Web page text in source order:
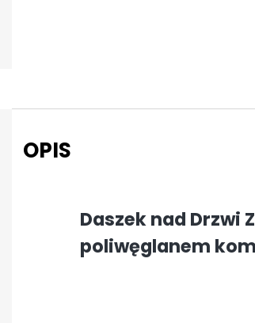
OPIS
Daszek nad Drzwi
poliwęglanem